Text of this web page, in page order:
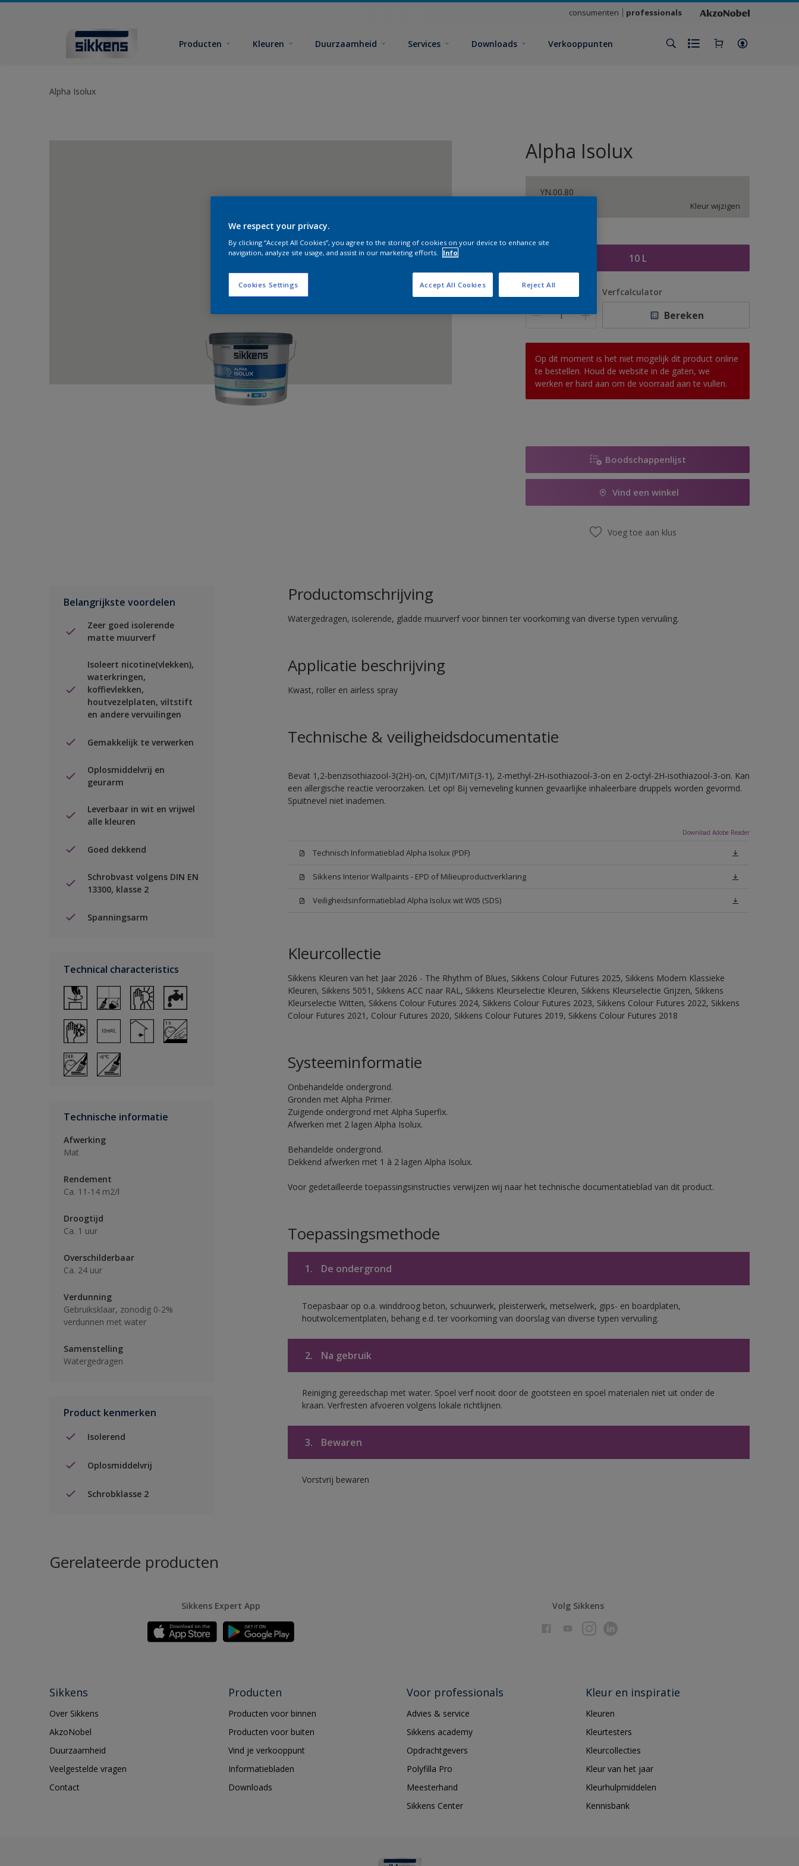
consumenten professionals
Producten Kleuren Duurzaamheid Services Downloads Verkooppunten
Alpha Isolux
Alpha Isolux
YN.00.80
Kleur wijzigen
Grootte
10 L
Aantal Verfcalculator
Bereken
Op dit moment is het niet mogelijk dit product online
te bestellen. Houd de website in de gaten, we
werken er hard aan om de voorraad aan te vullen.
Boodschappenlijst
Vind een winkel
Voeg toe aan klus
Belangrijkste voordelen
Zeer goed isolerende
matte muurverf
Isoleert nicotine(vlekken),
waterkringen,
koffievlekken,
houtvezelplaten, viltstift
en andere vervuilingen
Gemakkelijk te verwerken
Oplosmiddelvrij en
geurarm
Leverbaar in wit en vrijwel
alle kleuren
Goed dekkend
Schrobvast volgens DIN EN
13300, klasse 2
Spanningsarm
Technical characteristics
Technische informatie
Afwerking
Mat
Rendement
Ca. 11-14 m2/l
Droogtijd
Ca. 1 uur
Overschilderbaar
Ca. 24 uur
Verdunning
Gebruiksklaar, zonodig 0-2%
verdunnen met water
Samenstelling
Watergedragen
Product kenmerken
Isolerend
Oplosmiddelvrij
Schrobklasse 2
Productomschrijving
Watergedragen, isolerende, gladde muurverf voor binnen ter voorkoming van diverse typen vervuiling.
Applicatie beschrijving
Kwast, roller en airless spray
Technische & veiligheidsdocumentatie
Bevat 1,2-benzisothiazool-3(2H)-on, C(M)IT/MIT(3-1), 2-methyl-2H-isothiazool-3-on en 2-octyl-2H-isothiazool-3-on. Kan
een allergische reactie veroorzaken. Let op! Bij verneveling kunnen gevaarlijke inhaleerbare druppels worden gevormd.
Spuitnevel niet inademen.
Download Adobe Reader
Technisch Informatieblad Alpha Isolux (PDF)
Sikkens Interior Wallpaints - EPD of Milieuproductverklaring
Veiligheidsinformatieblad Alpha Isolux wit W05 (SDS)
Kleurcollectie
Sikkens Kleuren van het Jaar 2026 - The Rhythm of Blues, Sikkens Colour Futures 2025, Sikkens Modern Klassieke
Kleuren, Sikkens 5051, Sikkens ACC naar RAL, Sikkens Kleurselectie Kleuren, Sikkens Kleurselectie Grijzen, Sikkens
Kleurselectie Witten, Sikkens Colour Futures 2024, Sikkens Colour Futures 2023, Sikkens Colour Futures 2022, Sikkens
Colour Futures 2021, Colour Futures 2020, Sikkens Colour Futures 2019, Sikkens Colour Futures 2018
Systeeminformatie
Onbehandelde ondergrond.
Gronden met Alpha Primer.
Zuigende ondergrond met Alpha Superfix.
Afwerken met 2 lagen Alpha Isolux.
Behandelde ondergrond.
Dekkend afwerken met 1 à 2 lagen Alpha Isolux.
Voor gedetailleerde toepassingsinstructies verwijzen wij naar het technische documentatieblad van dit product.
Toepassingsmethode
1. De ondergrond
Toepasbaar op o.a. winddroog beton, schuurwerk, pleisterwerk, metselwerk, gips- en boardplaten,
houtwolcementplaten, behang e.d. ter voorkoming van doorslag van diverse typen vervuiling.
2. Na gebruik
Reiniging gereedschap met water. Spoel verf nooit door de gootsteen en spoel materialen niet uit onder de
kraan. Verfresten afvoeren volgens lokale richtlijnen.
3. Bewaren
Vorstvrij bewaren
Gerelateerde producten
Sikkens Expert App Volg Sikkens
Sikkens
Over Sikkens
AkzoNobel
Duurzaamheid
Veelgestelde vragen
Contact
Producten
Producten voor binnen
Producten voor buiten
Vind je verkooppunt
Informatiebladen
Downloads
Voor professionals
Advies & service
Sikkens academy
Opdrachtgevers
Polyfilla Pro
Meesterhand
Sikkens Center
Kleur en inspiratie
Kleuren
Kleurtesters
Kleurcollecties
Kleur van het jaar
Kleurhulpmiddelen
Kennisbank
We respect your privacy.
By clicking “Accept All Cookies”, you agree to the storing of cookies on your device to enhance site
navigation, analyze site usage, and assist in our marketing efforts.
Info
Cookies Settings Reject All
Accept All Cookies